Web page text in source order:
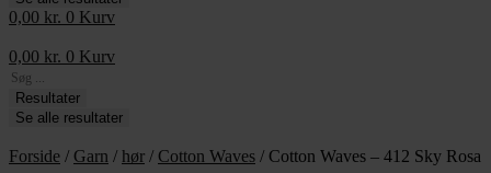
0,00 kr. 0 Kurv
0,00 kr. 0 Kurv
Search
...Resultater
Se alle resultater
Forside / Garn / hør / Cotton Waves / Cotton Waves – 412 Sky Rosa